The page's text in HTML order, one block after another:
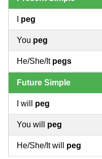
peg
You peg
He/She/It pegs
Future Simple
I will peg
You will peg
He/She/It will peg